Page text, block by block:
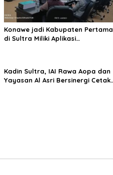
Konawe jadi Kabupaten Pertama
di Sultra Miliki Aplikasi
Kadin Sultra, IAI Rawa Aopa dan
Yayasan Al Asri Bersinergi Cetak